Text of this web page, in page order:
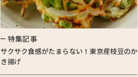
特集記事
サクサク食感がたまらない！東京産枝豆のか
き揚げ